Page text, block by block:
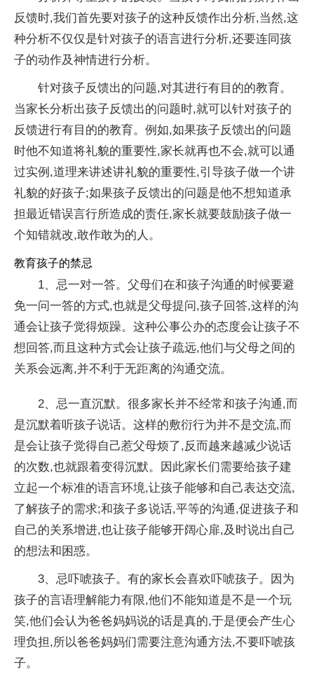
反馈时,我们首先要对孩子的这种反馈作出分析,当然,这
种分析不仅仅是针对孩子的语言进行分析,还要连同孩
子的动作及神情进行分析。
针对孩子反馈出的问题,对其进行有目的的教育。
当家长分析出孩子反馈出的问题时,就可以针对孩子的
反馈进行有目的的教育。例如,如果孩子反馈出的问题
时他不知道将礼貌的重要性,家长就再也不会,就可以通
过实例,道理来讲述讲礼貌的重要性,引导孩子做一个讲
礼貌的好孩子;如果孩子反馈出的问题是他不想知道承
担最近错误言行所造成的责任,家长就要鼓励孩子做一
个知错就改,敢作敢为的人。
教育孩子的禁忌
1、忌一对一答。父母们在和孩子沟通的时候要避
免一问一答的方式,也就是父母提问,孩子回答,这样的沟
通会让孩子觉得烦躁。这种公事公办的态度会让孩子不
想回答,而且这种方式会让孩子疏远,他们与父母之间的
关系会远离,并不利于无距离的沟通交流。
2、忌一直沉默。很多家长并不经常和孩子沟通,而
是沉默着听孩子说话。这样的敷衍行为并不是交流,而
是会让孩子觉得自己惹父母烦了,反而越来越减少说话
的次数,也就跟着变得沉默。因此家长们需要给孩子建
立起一个标准的语言环境,让孩子能够和自己表达交流,
了解孩子的需求;和孩子多说话,平等的沟通,促进孩子和
自己的关系增进,也让孩子能够开阔心扉,及时说出自己
的想法和困惑。
3、忌吓唬孩子。有的家长会喜欢吓唬孩子。因为
孩子的言语理解能力有限,他们不能知道是不是一个玩
笑,他们会认为爸爸妈妈说的话是真的,于是便会产生心
理负担,所以爸爸妈妈们需要注意沟通方法,不要吓唬孩
子。